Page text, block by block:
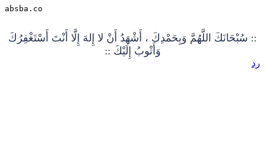
absba.co
:: سُبْحَانَكَ اللَّهُمَّ وَبِحَمْدِكَ ، أَشْهَدُ أَنْ لا إِلهَ إِلَّا أَنْتَ أَسْتَغْفِرُكَ
وَأَتْوبُ إِلَيْكَ ::
رد